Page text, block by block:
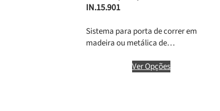
IN.15.901
Sistema para porta de correr em
madeira ou metálica de…
Ver Opções